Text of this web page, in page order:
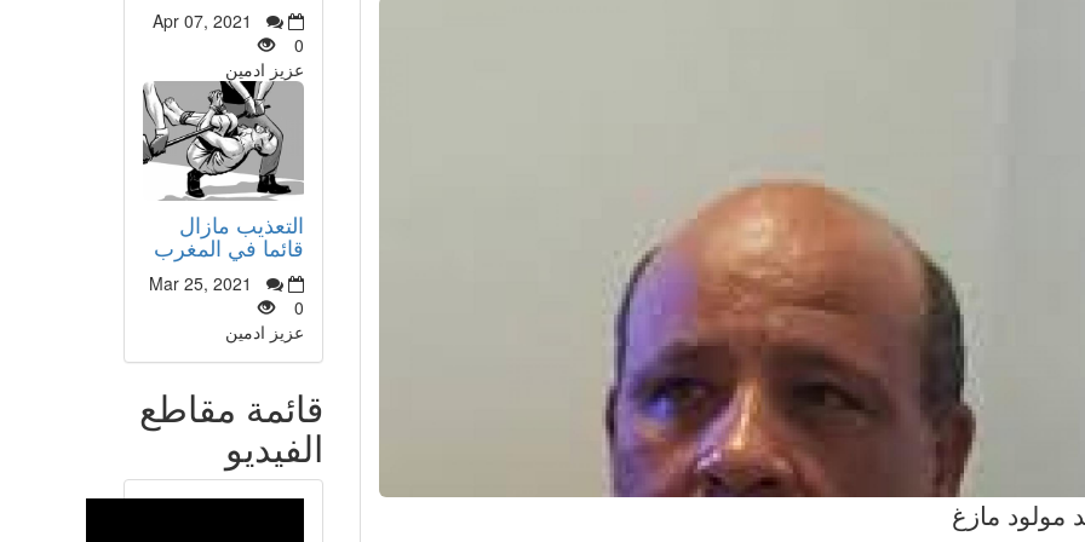
Apr 07, 2021
0
عزيز ادمين
التعذيب مازال
قائما في المغرب
Mar 25, 2021
0
عزيز ادمين
قائمة مقاطع
الفيديو
مولود مازغ